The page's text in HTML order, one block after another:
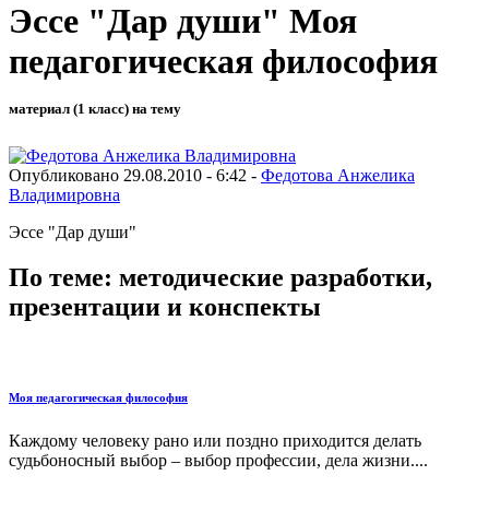
Эссе "Дар души" Моя
педагогическая философия
материал (1 класс) на тему
Опубликовано 29.08.2010 - 6:42 - Федотова Анжелика
Владимировна
Эссе "Дар души"
По теме: методические разработки,
презентации и конспекты
Моя педагогическая философия
Каждому человеку рано или поздно приходится делать
судьбоносный выбор – выбор профессии, дела жизни....